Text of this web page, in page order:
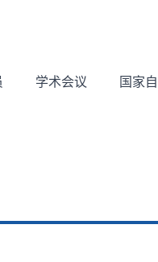
学术会议 国家